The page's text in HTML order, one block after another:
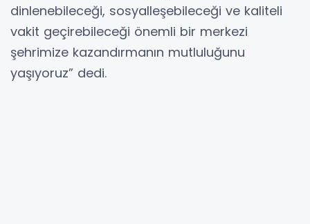
dinlenebileceği, sosyalleşebileceği ve kaliteli
vakit geçirebileceği önemli bir merkezi
şehrimize kazandırmanın mutluluğunu
yaşıyoruz” dedi.